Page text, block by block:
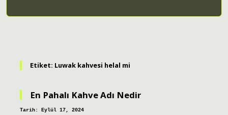
Etiket: Luwak kahvesi helal mi
En Pahalı Kahve Adı Nedir
Tarih: Eylül 17, 2024